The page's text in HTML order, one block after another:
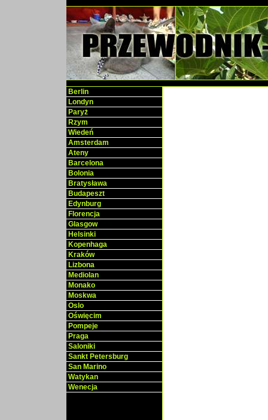
Berlin
Londyn
Paryż
Rzym
Wiedeń
Amsterdam
Ateny
Barcelona
Bolonia
Bratysława
Budapeszt
Edynburg
Florencja
Glasgow
Helsinki
Kopenhaga
Kraków
Lizbona
Mediolan
Monako
Moskwa
Oslo
Oświęcim
Pompeje
Praga
Saloniki
Sankt Petersburg
San Marino
Watykan
Wenecja